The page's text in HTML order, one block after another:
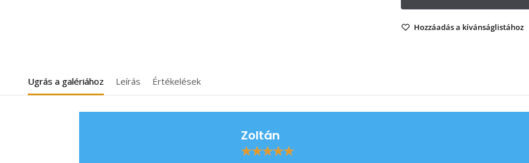
Hozzáadás a kívánságlistához
Ugrás a galériához Leírás Értékelések
Zoltán
★★★★★